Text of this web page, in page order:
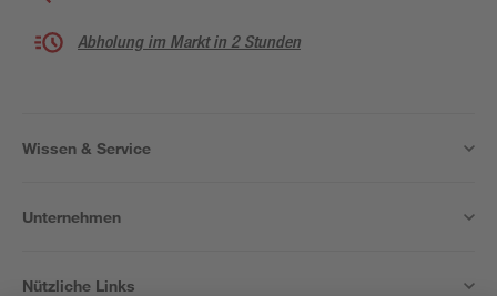
Abholung im Markt in 2 Stunden
Wissen & Service
Unternehmen
Nützliche Links